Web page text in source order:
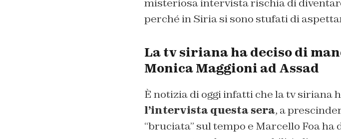
misteriosa intervista rischia di
perché in Siria si sono stufati di
La tv siriana ha deciso di
Monica Maggioni ad Assad
È notizia di oggi infatti che la tv siriana
l’intervista questa sera, a
“bruciata” sul tempo e Marcello Foa